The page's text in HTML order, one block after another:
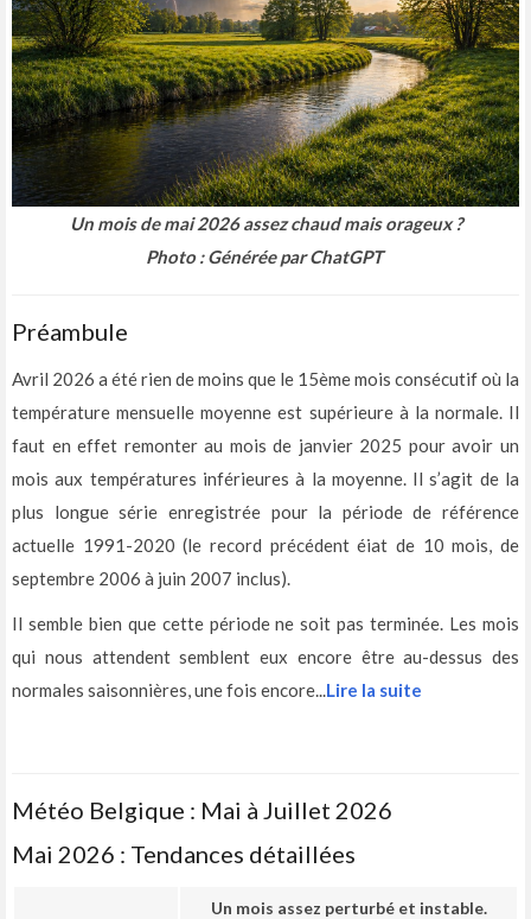
Un mois de mai 2026 assez chaud mais orageux ?
Photo : Générée par ChatGPT
Préambule
Avril 2026 a été rien de moins que le 15ème mois consécutif où la
température mensuelle moyenne est supérieure à la normale. Il
faut en effet remonter au mois de janvier 2025 pour avoir un
mois aux températures inférieures à la moyenne. Il s’agit de la
plus longue série enregistrée pour la période de référence
actuelle 1991-2020 (le record précédent éiat de 10 mois, de
septembre 2006 à juin 2007 inclus).
Il semble bien que cette période ne soit pas terminée. Les mois
qui nous attendent semblent eux encore être au-dessus des
normales saisonnières, une fois encore...Lire la suite
Météo Belgique : Mai à Juillet 2026
Mai 2026 : Tendances détaillées
Un mois assez perturbé et instable.